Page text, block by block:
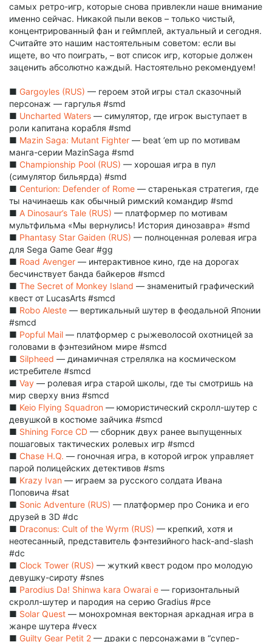
самых ретро-игр, которые снова привлекли наше внимание
именно сейчас. Никакой пыли веков – только чистый,
концентрированный фан и геймплей, актуальный и сегодня.
Считайте это нашим настоятельным советом: если вы
ищете, во что поиграть, – вот список игр, которые должен
заценить абсолютно каждый. Настоятельно рекомендуем!
■ Gargoyles (RUS) — героем этой игры стал сказочный
персонаж — гаргулья #smd
■ Uncharted Waters — симулятор, где игрок выступает в
роли капитана корабля #smd
■ Mazin Saga: Mutant Fighter — beat ’em up по мотивам
манга-серии MazinSaga #smd
■ Championship Pool (RUS) — хорошая игра в пул
(симулятор бильярда) #smd
■ Centurion: Defender of Rome — старенькая стратегия, где
ты начинаешь как обычный римский командир #smd
■ A Dinosaur’s Tale (RUS) — платформер по мотивам
мультфильма «Мы вернулись! История динозавра» #smd
■ Phantasy Star Gaiden (RUS) — полноценная ролевая игра
для Sega Game Gear #gg
■ Road Avenger — интерактивное кино, где на дорогах
бесчинствует банда байкеров #smcd
■ The Secret of Monkey Island — знаменитый графический
квест от LucasArts #smcd
■ Robo Aleste — вертикальный шутер в феодальной Японии
#smcd
■ Popful Mail — платформер с рыжеволосой охотницей за
головами в фэнтезийном мире #smcd
■ Silpheed — динамичная стрелялка на космическом
истребителе #smcd
■ Vay — ролевая игра старой школы, где ты смотришь на
мир сверху вниз #smcd
■ Keio Flying Squadron — юмористический скролл-шутер с
девушкой в костюме зайчика #smcd
■ Shining Force CD — сборник двух ранее выпущенных
пошаговых тактических ролевых игр #smcd
■ Chase H.Q. — гоночная игра, в которой игрок управляет
парой полицейских детективов #sms
■ Krazy Ivan — играем за русского солдата Ивана
Поповича #sat
■ Sonic Adventure (RUS) — платформер про Соника и его
друзей в 3D #dc
■ Draconus: Cult of the Wyrm (RUS) — крепкий, хотя и
неотесанный, представитель фэнтезийного hack-and-slash
#dc
■ Clock Tower (RUS) — жуткий квест родом про молодую
девушку-сироту #snes
■ Parodius Da! Shinwa kara Owarai e — горизонтальный
скролл-шутер и пародия на серию Gradius #pce
■ Solar Quest — монохромная векторная аркадная игра в
жанре шутера #vecx
■ Guilty Gear Petit 2 — драки с персонажами в “супер-